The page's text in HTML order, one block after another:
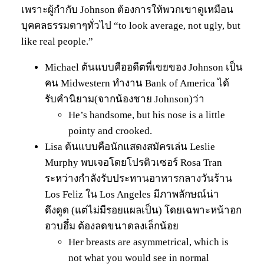
เพราะผู้กำกับ Johnson ต้องการให้พวกเขาดูเหมือน
บุคคลธรรมดาๆทั่วไป “to look average, not ugly, but
like real people.”
Michael ต้นแบบคืออดีตพี่เขยของ Johnson เป็น
คน Midwestern ทำงาน Bank of America ได้
รับคำนิยาม(จากน้องชาย Johnson)ว่า
He’s handsome, but his nose is a little
pointy and crooked.
Lisa ต้นแบบคือนักแสดงสมัครเล่น Leslie
Murphy พบเจอโดยโปรดิวเซอร์ Rosa Tran
ระหว่างกำลังรับประทานอาหารกลางวันร้าน
Los Feliz ใน Los Angeles มีภาพลักษณ์น่า
ดึงดูด (แต่ไม่มีรอยแผลเป็น) โดยเฉพาะหน้าอก
อวบอึ๋ม ต้องลดขนาดลงเล็กน้อย
Her breasts are asymmetrical, which is
not what you would see in normal